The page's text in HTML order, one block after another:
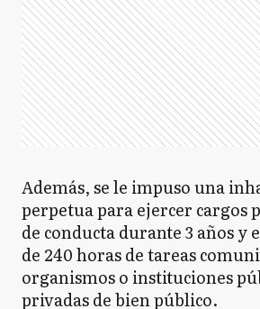
Además, se le impuso una
perpetua para ejercer cargos
de conducta durante 3 años
de 240 horas de tareas
organismos o instituciones
privadas de bien público.